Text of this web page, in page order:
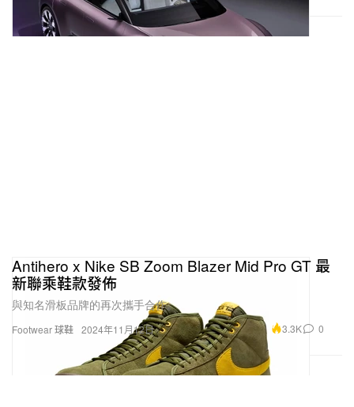
Footwear 球鞋
Antihero x Nike SB Zoom Blazer Mid Pro GT 最
新聯乘鞋款發佈
與知名滑板品牌的再次攜手合作。
2024年11月12日 3.3K 0